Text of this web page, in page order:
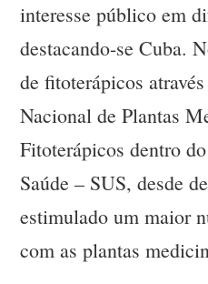
interesse público em
destacando-se Cuba.
de fitoterápicos
Nacional de Plantas
Fitoterápicos dentro
Saúde – SUS, desde
estimulado um maior
com as plantas